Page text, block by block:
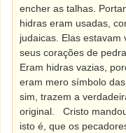
encher as talhas.
hidras eram usadas,
judaicas. Elas estavam
seus corações de
Eram hidras vazias,
eram mero símbolo
sim, trazem a
original.
Cristo
isto é, que os